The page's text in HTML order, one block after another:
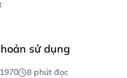
sử dụng
8 phút đọc